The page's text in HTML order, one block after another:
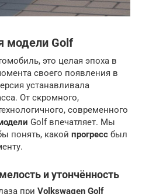
модели Golf
это целая эпоха в
своего появления в
устанавливала
От скромного,
современного
Golf впечатляет. Мы
понять, какой прогресс был
и утончённость
при Volkswagen Golf